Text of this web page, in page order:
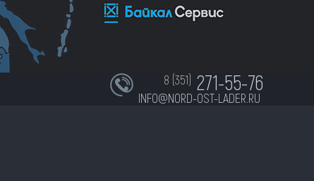
8 (351) 271-55-76
INFO@NORD-OST-LADER.RU